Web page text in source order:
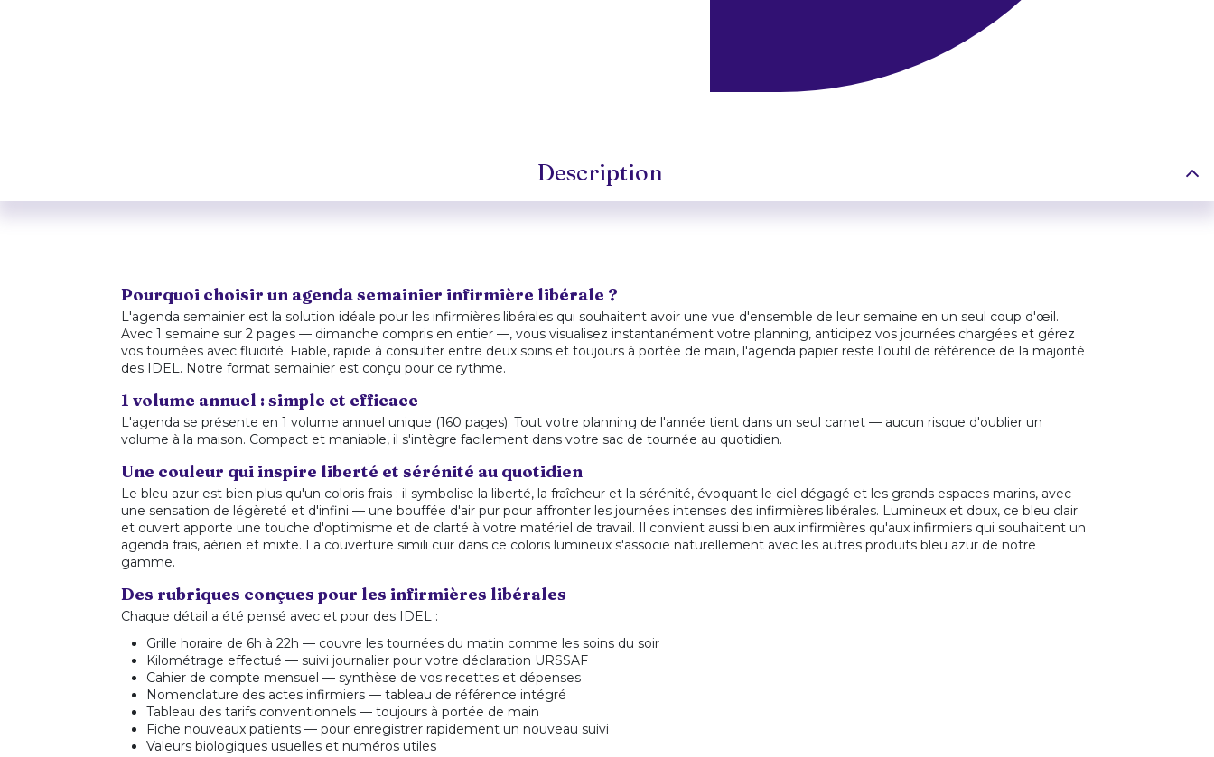
Description
Pourquoi choisir un agenda semainier infirmière libérale ?
L'agenda semainier est la solution idéale pour les infirmières libérales qui souhaitent avoir une vue d'ensemble de leur semaine en un seul coup d'œil.
Avec 1 semaine sur 2 pages — dimanche compris en entier —, vous visualisez instantanément votre planning, anticipez vos journées chargées et gérez
vos tournées avec fluidité. Fiable, rapide à consulter entre deux soins et toujours à portée de main, l'agenda papier reste l'outil de référence de la majorité
des IDEL. Notre format semainier est conçu pour ce rythme.
1 volume annuel : simple et efficace
L'agenda se présente en 1 volume annuel unique (160 pages). Tout votre planning de l'année tient dans un seul carnet — aucun risque d'oublier un
volume à la maison. Compact et maniable, il s'intègre facilement dans votre sac de tournée au quotidien.
Une couleur qui inspire liberté et sérénité au quotidien
Le bleu azur est bien plus qu'un coloris frais : il symbolise la liberté, la fraîcheur et la sérénité, évoquant le ciel dégagé et les grands espaces marins, avec
une sensation de légèreté et d'infini — une bouffée d'air pur pour affronter les journées intenses des infirmières libérales. Lumineux et doux, ce bleu clair
et ouvert apporte une touche d'optimisme et de clarté à votre matériel de travail. Il convient aussi bien aux infirmières qu'aux infirmiers qui souhaitent un
agenda frais, aérien et mixte. La couverture simili cuir dans ce coloris lumineux s'associe naturellement avec les autres produits bleu azur de notre
gamme.
Des rubriques conçues pour les infirmières libérales
Chaque détail a été pensé avec et pour des IDEL :
Grille horaire de 6h à 22h — couvre les tournées du matin comme les soins du soir
Kilométrage effectué — suivi journalier pour votre déclaration URSSAF
Cahier de compte mensuel — synthèse de vos recettes et dépenses
Nomenclature des actes infirmiers — tableau de référence intégré
Tableau des tarifs conventionnels — toujours à portée de main
Fiche nouveaux patients — pour enregistrer rapidement un nouveau suivi
Valeurs biologiques usuelles et numéros utiles